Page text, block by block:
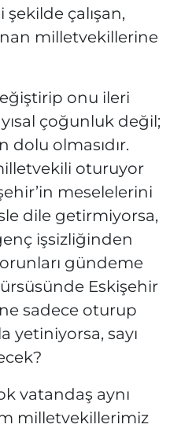
çalışan,
milletvekillerine
onu ileri
çoğunluk değil;
olmasıdır.
oturuyor
meselelerini
dile getirmiyorsa,
işsizliğinden
gündeme
Eskişehir
sadece oturup
yetiniyorsa, sayı
vatandaş aynı
milletvekillerimiz